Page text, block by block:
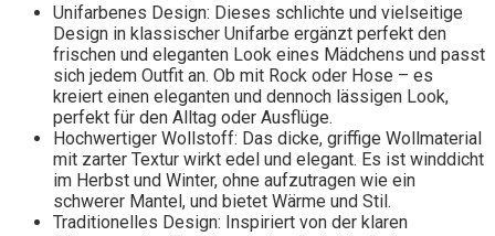
Unifarbenes Design: Dieses schlichte und vielseitige
Design in klassischer Unifarbe ergänzt perfekt den
frischen und eleganten Look eines Mädchens und passt
sich jedem Outfit an. Ob mit Rock oder Hose – es
kreiert einen eleganten und dennoch lässigen Look,
perfekt für den Alltag oder Ausflüge.
Hochwertiger Wollstoff: Das dicke, griffige Wollmaterial
mit zarter Textur wirkt edel und elegant. Es ist winddicht
im Herbst und Winter, ohne aufzutragen wie ein
schwerer Mantel, und bietet Wärme und Stil.
Traditionelles Design: Inspiriert von der klaren